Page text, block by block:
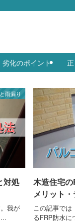
劣化のポイント
雨漏り
対処
我が
木造住宅
メリット・
この記事では
るFRP防水に